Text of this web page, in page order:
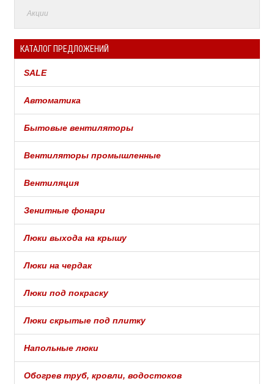
Акции
КАТАЛОГ ПРЕДЛОЖЕНИЙ
SALE
Автоматика
Бытовые вентиляторы
Вентиляторы промышленные
Вентиляция
Зенитные фонари
Люки выхода на крышу
Люки на чердак
Люки под покраску
Люки скрытые под плитку
Напольные люки
Обогрев труб, кровли, водостоков